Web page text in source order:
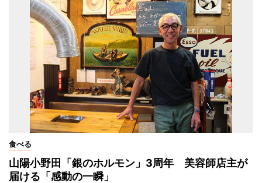
食べる
山陽小野田「銀のホルモン」3周年 美容師店主が
届ける「感動の一瞬」